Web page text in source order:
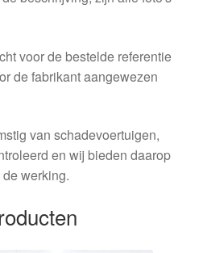
voor de bestelde referentie
de fabrikant aangewezen
van schadevoertuigen,
en wij bieden daarop
werking.